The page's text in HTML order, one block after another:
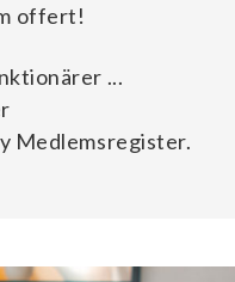
offert!
...
Medlemsregister.